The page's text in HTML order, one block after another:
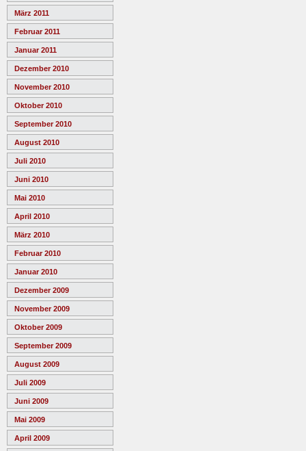
März 2011
Februar 2011
Januar 2011
Dezember 2010
November 2010
Oktober 2010
September 2010
August 2010
Juli 2010
Juni 2010
Mai 2010
April 2010
März 2010
Februar 2010
Januar 2010
Dezember 2009
November 2009
Oktober 2009
September 2009
August 2009
Juli 2009
Juni 2009
Mai 2009
April 2009